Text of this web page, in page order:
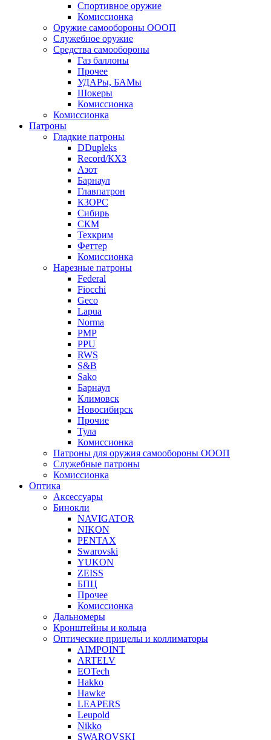
Спортивное оружие
Комиссионка
Оружие самообороны ОООП
Служебное оружие
Средства самообороны
Газ баллоны
Прочее
УДАРы, БАМы
Шокеры
Комиссионка
Комиссионка
Патроны
Гладкие патроны
DDupleks
Record/КХЗ
Азот
Барнаул
Главпатрон
КЗОРС
Сибирь
СКМ
Техкрим
Феттер
Комиссионка
Нарезные патроны
Federal
Fiocchi
Geco
Lapua
Norma
PMP
PPU
RWS
S&B
Sako
Барнаул
Климовск
Новосибирск
Прочие
Тула
Комиссионка
Патроны для оружия самообороны ОООП
Служебные патроны
Комиссионка
Оптика
Аксессуары
Бинокли
NAVIGATOR
NIKON
PENTAX
Swarovski
YUKON
ZEISS
БПЦ
Прочее
Комиссионка
Дальномеры
Кронштейны и кольца
Оптические прицелы и коллиматоры
AIMPOINT
ARTELV
EOTech
Hakko
Hawke
LEAPERS
Leupold
Nikko
SWAROVSKI